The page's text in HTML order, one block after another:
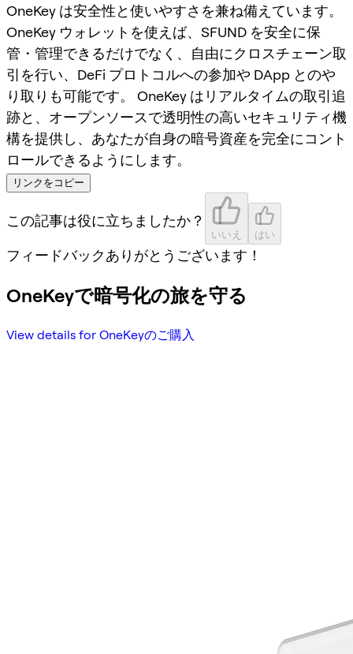
OneKey は安全性と使いやすさを兼ね備えています。
OneKey ウォレットを使えば、SFUND を安全に保
管・管理できるだけでなく、自由にクロスチェーン取
引を行い、DeFi プロトコルへの参加や DApp とのや
り取りも可能です。 OneKey はリアルタイムの取引追
跡と、オープンソースで透明性の高いセキュリティ機
構を提供し、あなたが自身の暗号資産を完全にコント
ロールできるようにします。
リンクをコピー
この記事は役に立ちましたか？
いいえ はい
フィードバックありがとうございます！
OneKeyで暗号化の旅を守る
View details for OneKeyのご購入